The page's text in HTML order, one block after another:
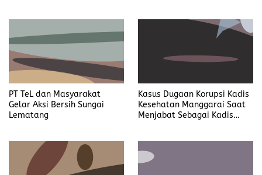
PT TeL dan Masyarakat
Gelar Aksi Bersih Sungai
Lematang
Kasus Dugaan Korupsi Kadis
Kesehatan Manggarai Saat
Menjabat Sebagai Kadis